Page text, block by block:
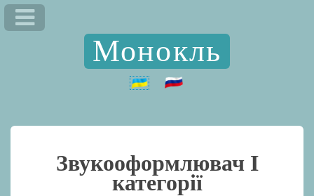
Монокль
Звукооформлювач I
категорії